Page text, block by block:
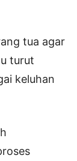
tua agar
turut
keluhan